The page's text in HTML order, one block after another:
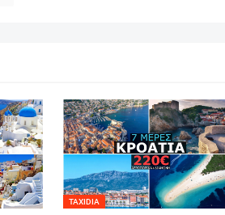
TAXIDIA